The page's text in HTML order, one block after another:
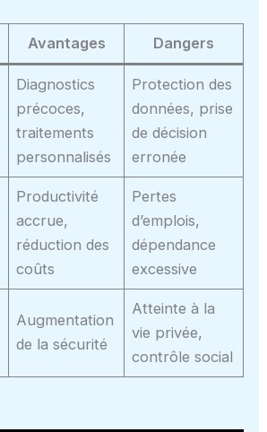
Avantages Dangers
Diagnostics
précoces,
traitements
personnalisés
Protection des
données, prise
de décision
erronée
Productivité
accrue,
réduction des
coûts
Pertes
d’emplois,
dépendance
excessive
Augmentation
de la sécurité
Atteinte à la
vie privée,
contrôle social